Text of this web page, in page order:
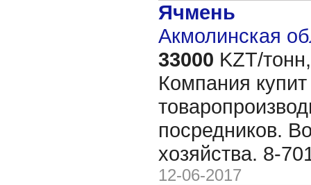
Ячмень
Акмолинская
33000 KZT/тонн,
Компания
посредников.
хозяйства. 8-
12-06-2017